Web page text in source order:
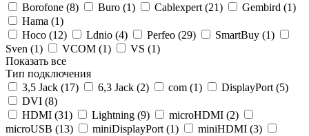
Borofone (8) Buro (1) Cablexpert (21) Gembird (1)
Hama (1)
Hoco (12) Ldnio (4) Perfeo (29) SmartBuy (1)
Sven (1) VCOM (1) VS (1)
Показать все
Тип подключения
3,5 Jack (17) 6,3 Jack (2) com (1) DisplayPort (5)
DVI (8)
HDMI (31) Lightning (9) microHDMI (2)
microUSB (13) miniDisplayPort (1) miniHDMI (3)